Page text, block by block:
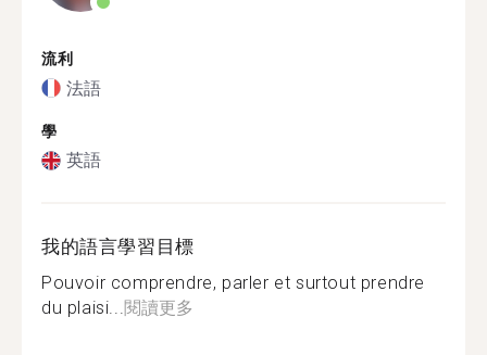
流利
法語
學
英語
我的語言學習目標
Pouvoir comprendre, parler et surtout prendre
du plaisi...閱讀更多